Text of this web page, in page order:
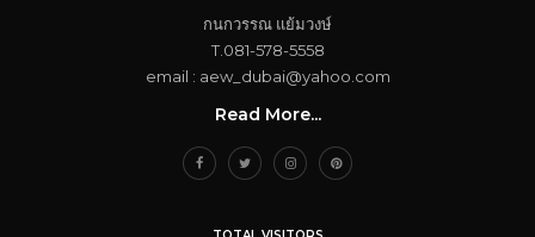
กนกวรรณ​ แย้ม​วงษ์
T.081-578-5558
email : aew_dubai@yahoo.com​
Read More...